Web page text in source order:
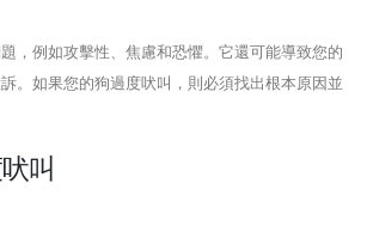
，例如攻擊性、焦慮和恐懼。它還可能導致您的
。如果您的狗過度吠叫，則必須找出根本原因並
叫